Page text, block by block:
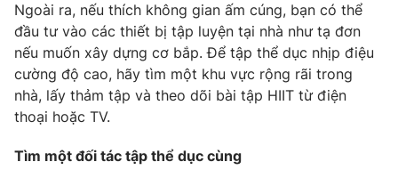
® Cấm sao chép dưới mọi hình thức nếu không có sự chấp
thuận bằng văn bản. Ghi rõ nguồn VTV.vn khi phát hành lại
thông tin từ website này.
Ngoài ra, nếu thích không gian ấm cúng, bạn có thể
đầu tư vào các thiết bị tập luyện tại nhà như tạ đơn
nếu muốn xây dựng cơ bắp. Để tập thể dục nhịp điệu
cường độ cao, hãy tìm một khu vực rộng rãi trong
nhà, lấy thảm tập và theo dõi bài tập HIIT từ điện
thoại hoặc TV.
Tìm một đối tác tập thể dục cùng